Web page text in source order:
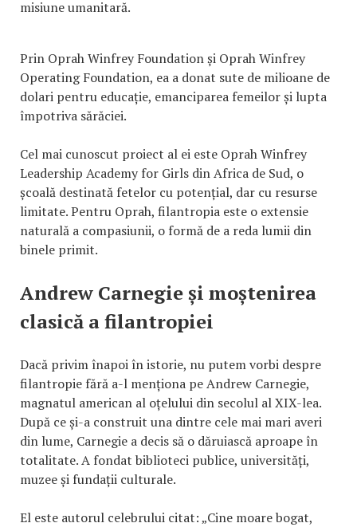
misiune umanitară.
Prin Oprah Winfrey Foundation și Oprah Winfrey
Operating Foundation, ea a donat sute de milioane de
dolari pentru educație, emanciparea femeilor și lupta
împotriva sărăciei.
Cel mai cunoscut proiect al ei este Oprah Winfrey
Leadership Academy for Girls din Africa de Sud, o
școală destinată fetelor cu potențial, dar cu resurse
limitate. Pentru Oprah, filantropia este o extensie
naturală a compasiunii, o formă de a reda lumii din
binele primit.
Andrew Carnegie și moștenirea
clasică a filantropiei
Dacă privim înapoi în istorie, nu putem vorbi despre
filantropie fără a-l menționa pe Andrew Carnegie,
magnatul american al oțelului din secolul al XIX-lea.
După ce și-a construit una dintre cele mai mari averi
din lume, Carnegie a decis să o dăruiască aproape în
totalitate. A fondat biblioteci publice, universități,
muzee și fundații culturale.
El este autorul celebrului citat: „Cine moare bogat,